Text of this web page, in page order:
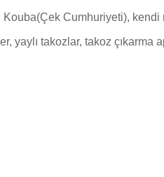
Kouba(Çek Cumhuriyeti),
takozlar, takoz çıkarma